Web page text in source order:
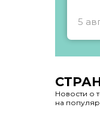
5
Новости о
на